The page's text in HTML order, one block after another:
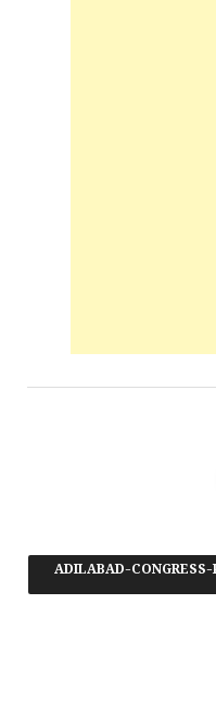
#ADILABAD-